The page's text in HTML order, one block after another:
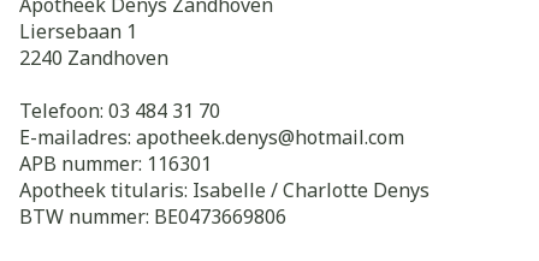
Liersebaan 1
2240 Zandhoven
Telefoon: 03 484 31 70
E-mailadres: apotheek.denys@hotmail.com
APB nummer: 116301
Apotheek titularis: Isabelle / Charlotte Denys
BTW nummer: BE0473669806